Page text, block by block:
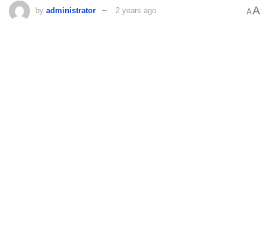
by administrator 2 years ago AA